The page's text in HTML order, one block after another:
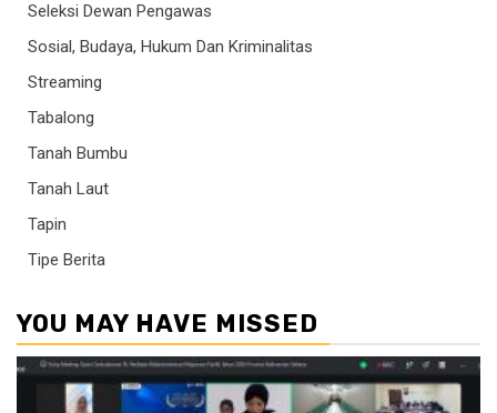
Seleksi Dewan Pengawas
Sosial, Budaya, Hukum Dan Kriminalitas
Streaming
Tabalong
Tanah Bumbu
Tanah Laut
Tapin
Tipe Berita
YOU MAY HAVE MISSED